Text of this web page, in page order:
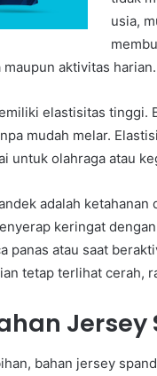
usia,
aktivitas harian.
elastisitas tinggi.
mudah melar.
untuk olahraga atau
adalah
keringat
panas atau saat
tetap terlihat cerah,
Jersey
bahan jersey